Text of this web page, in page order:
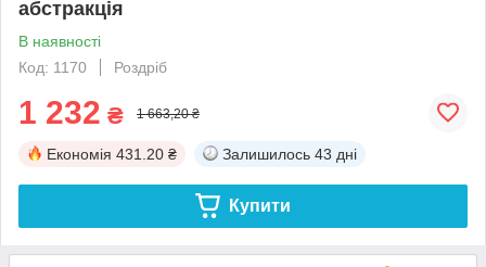
абстракція
В наявності
Код: 1170
Роздріб
1 232 ₴ 1 663,20 ₴
Економія 431.20 ₴ Залишилось 43 дні
Купити